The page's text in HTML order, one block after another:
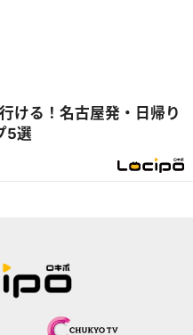
ける！名古屋発・日帰り
5選